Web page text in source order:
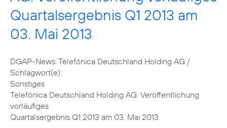
Quartalsergebnis Q1 2013 am
03. Mai 2013
DGAP-News: Telefónica Deutschland Holding AG /
Schlagwort(e):
Sonstiges
Telefónica Deutschland Holding AG: Veröffentlichung
vorläufiges
Quartalsergebnis Q1 2013 am 03. Mai 2013